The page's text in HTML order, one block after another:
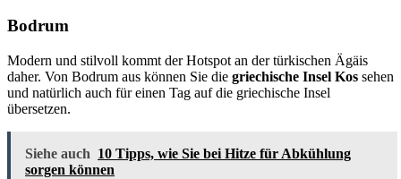
Bodrum
Modern und stilvoll kommt der Hotspot an der türkischen Ägäis
daher. Von Bodrum aus können Sie die griechische Insel Kos sehen
und natürlich auch für einen Tag auf die griechische Insel
übersetzen.
Siehe auch 10 Tipps, wie Sie bei Hitze für Abkühlung
sorgen können